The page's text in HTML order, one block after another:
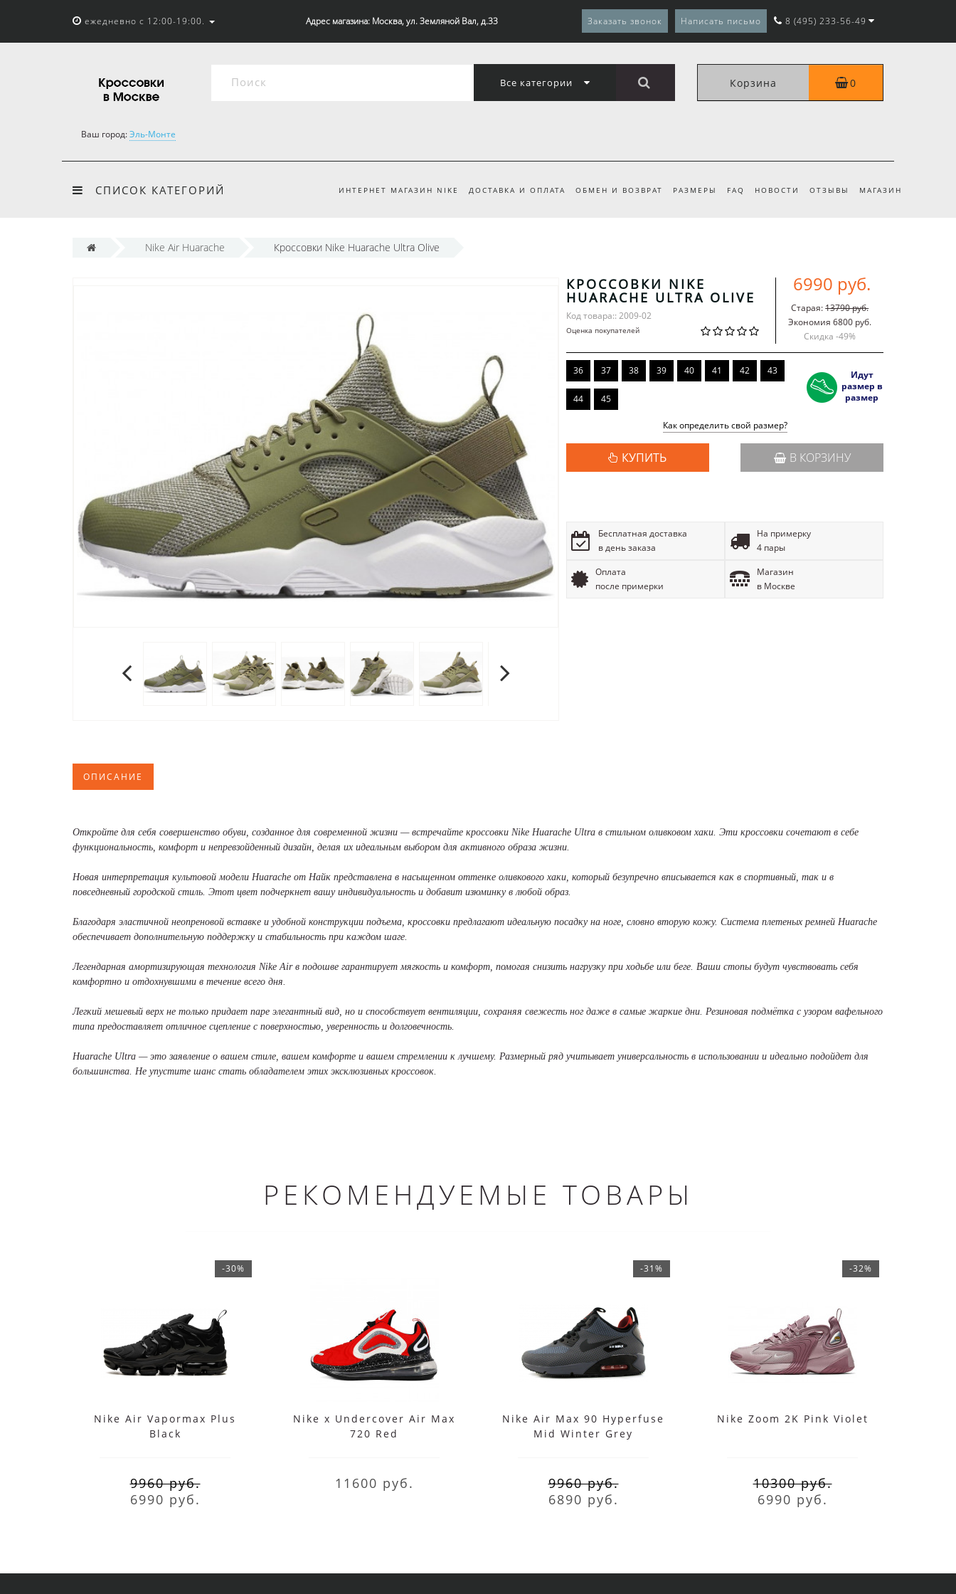
ежедневно с 12:00-19:00. Адрес магазина: Москва, ул. Земляной Вал, д.33 Заказать звонок Написать письмо 8 (495) 233-56-49
Все категории Корзина 0
Ваш город:Эль-Монте
СПИСОК КАТЕГОРИЙ ИНТЕРНЕТ МАГАЗИН NIKE ДОСТАВКА И ОПЛАТА ОБМЕН И ВОЗВРАТ РАЗМЕРЫ FAQ НОВОСТИ ОТЗЫВЫ МАГАЗИН
Nike Air Huarache Кроссовки Nike Huarache Ultra Olive
КРОССОВКИ NIKE
HUARACHE ULTRA OLIVE
Код товара:: 2009-02
Оценка покупателей
6990 руб.
Старая:13790 руб.
Экономия 6800 руб.
Скидка -49%
36 37 38 39 40 41 42 43
44 45
Идут
размер в
размер
Как определить свой размер?
КУПИТЬ В КОРЗИНУ
Бесплатная доставка
в день заказа
На примерку
4 пары
Оплата
после примерки
Магазин
в Москве
ОПИСАНИЕ
Откройте для себя совершенство обуви, созданное для современной жизни — встречайте кроссовки Nike Huarache Ultra в стильном оливковом хаки. Эти кроссовки сочетают в себе
функциональность, комфорт и непревзойденный дизайн, делая их идеальным выбором для активного образа жизни.
Новая интерпретация культовой модели Huarache от Найк представлена в насыщенном оттенке оливкового хаки, который безупречно вписывается как в спортивный, так и в
повседневный городской стиль. Этот цвет подчеркнет вашу индивидуальность и добавит изюминку в любой образ.
Благодаря эластичной неопреновой вставке и удобной конструкции подъема, кроссовки предлагают идеальную посадку на ноге, словно вторую кожу. Система плетеных ремней Huarache
обеспечивает дополнительную поддержку и стабильность при каждом шаге.
Легендарная амортизирующая технология Nike Air в подошве гарантирует мягкость и комфорт, помогая снизить нагрузку при ходьбе или беге. Ваши стопы будут чувствовать себя
комфортно и отдохнувшими в течение всего дня.
Легкий мешевый верх не только придает паре элегантный вид, но и способствует вентиляции, сохраняя свежесть ног даже в самые жаркие дни. Резиновая подмётка с узором вафельного
типа предоставляет отличное сцепление с поверхностью, уверенность и долговечность.
Huarache Ultra — это заявление о вашем стиле, вашем комфорте и вашем стремлении к лучшему. Размерный ряд учитывает универсальность в использовании и идеально подойдет для
большинства. Не упустите шанс стать обладателем этих эксклюзивных кроссовок.
РЕКОМЕНДУЕМЫЕ ТОВАРЫ
-30%
Nike Air Vapormax Plus
Black
9960 руб.
6990 руб.
Nike x Undercover Air Max
720 Red
11600 руб.
-31%
Nike Air Max 90 Hyperfuse
Mid Winter Grey
9960 руб.
6890 руб.
-32%
Nike Zoom 2K Pink Violet
10300 руб.
6990 руб.